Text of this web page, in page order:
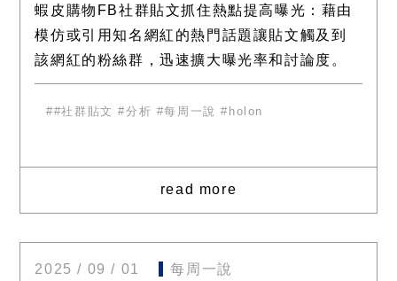
蝦皮購物FB社群貼文抓住熱點提高曝光：藉由
模仿或引用知名網紅的熱門話題讓貼文觸及到
該網紅的粉絲群，迅速擴大曝光率和討論度。
趣味性高，引發共鳴：以「中文好難」的幽默
自嘲和發音測驗吸引注意
#社群貼文 #分析 #每周一說 #holon
read more
2025 / 09 / 01 每周一說